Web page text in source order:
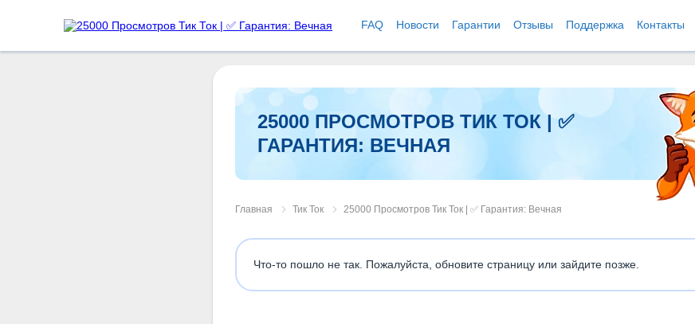
FAQ Новости Гарантии Отзывы Поддержка Контакты
25000 ПРОСМОТРОВ ТИК ТОК | ✅
ГАРАНТИЯ: ВЕЧНАЯ
Главная Тик Ток 25000 Просмотров Тик Ток | ✅ Гарантия: Вечная
Что-то пошло не так. Пожалуйста, обновите страницу или зайдите позже.